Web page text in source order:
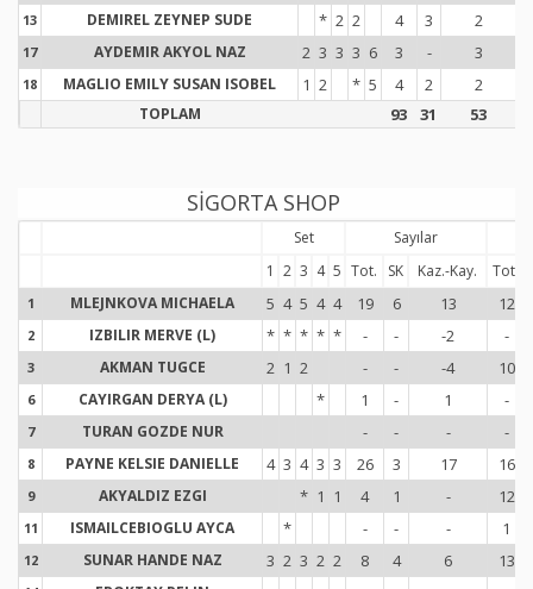
13 DEMIREL ZEYNEP SUDE * 2 2 4 3 2
17 AYDEMIR AKYOL NAZ 2 3 3 3 6 3 - 3
18 MAGLIO EMILY SUSAN ISOBEL 1 2 * 5 4 2 2
TOPLAM 93 31 53
SİGORTA SHOP
Set Sayılar
1 2 3 4 5 Tot. SK Kaz.-Kay. Tot.
1 MLEJNKOVA MICHAELA 5 4 5 4 4 19 6 13 12
2 IZBILIR MERVE (L) * * * * * - - -2 -
3 AKMAN TUGCE 2 1 2 - - -4 10
6 CAYIRGAN DERYA (L) * 1 - 1 -
7 TURAN GOZDE NUR - - - -
8 PAYNE KELSIE DANIELLE 4 3 4 3 3 26 3 17 16
9 AKYALDIZ EZGI * 1 1 4 1 - 12
11 ISMAILCEBIOGLU AYCA * - - - 1
12 SUNAR HANDE NAZ 3 2 3 2 2 8 4 6 13